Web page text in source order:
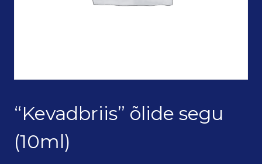
“Kevadbriis” õlide segu
(10ml)